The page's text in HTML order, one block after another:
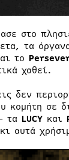
στο
τα
το
χαθεί.
δεν
κομήτη σε
τα LUCYκαι
αυτά